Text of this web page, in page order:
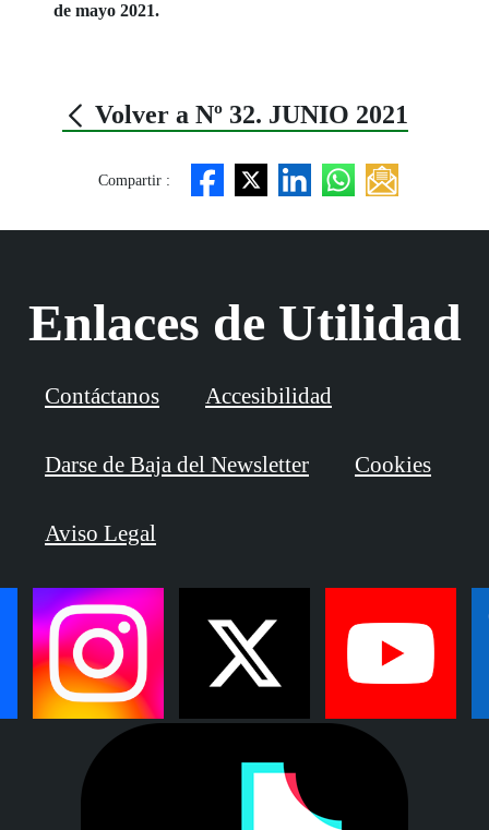
de mayo 2021.
Volver a Nº 32. JUNIO 2021
Compartir :
Enlaces de Utilidad
Contáctanos Accesibilidad
Darse de Baja del Newsletter Cookies
Aviso Legal